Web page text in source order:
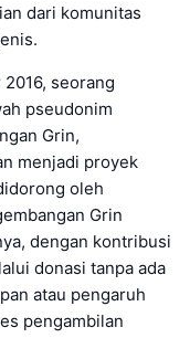
dari komunitas
seorang
pseudonim
Grin,
menjadi proyek
oleh
Grin
dengan kontribusi
donasi tanpa ada
atau pengaruh
pengambilan